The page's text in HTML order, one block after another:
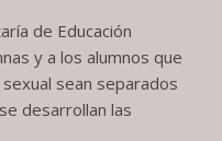
de Educación
y a los alumnos que
sean separados
desarrollan las